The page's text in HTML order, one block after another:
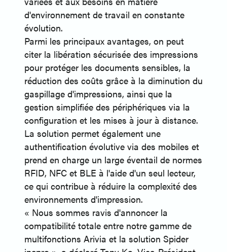
d'environnement de travail en constante
évolution.
Parmi les principaux avantages, on peut
citer la libération sécurisée des impressions
pour protéger les documents sensibles, la
réduction des coûts grâce à la diminution du
gaspillage d'impressions, ainsi que la
gestion simplifiée des périphériques via la
configuration et les mises à jour à distance.
La solution permet également une
authentification évolutive via des mobiles et
prend en charge un large éventail de normes
RFID, NFC et BLE à l'aide d'un seul lecteur,
ce qui contribue à réduire la complexité des
environnements d'impression.
« Nous sommes ravis d'annoncer la
compatibilité totale entre notre gamme de
multifonctions Arivia et la solution Spider